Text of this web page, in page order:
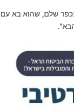
שלם, שהוא בא עם